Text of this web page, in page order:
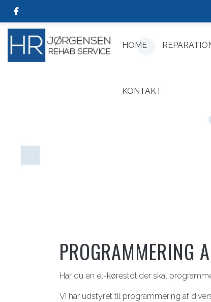
Skip
main
content
HOME
KONTAKT
PROGRAMMERING
Har du en el-kørestol der skal
Vi har udstyret til programmering af